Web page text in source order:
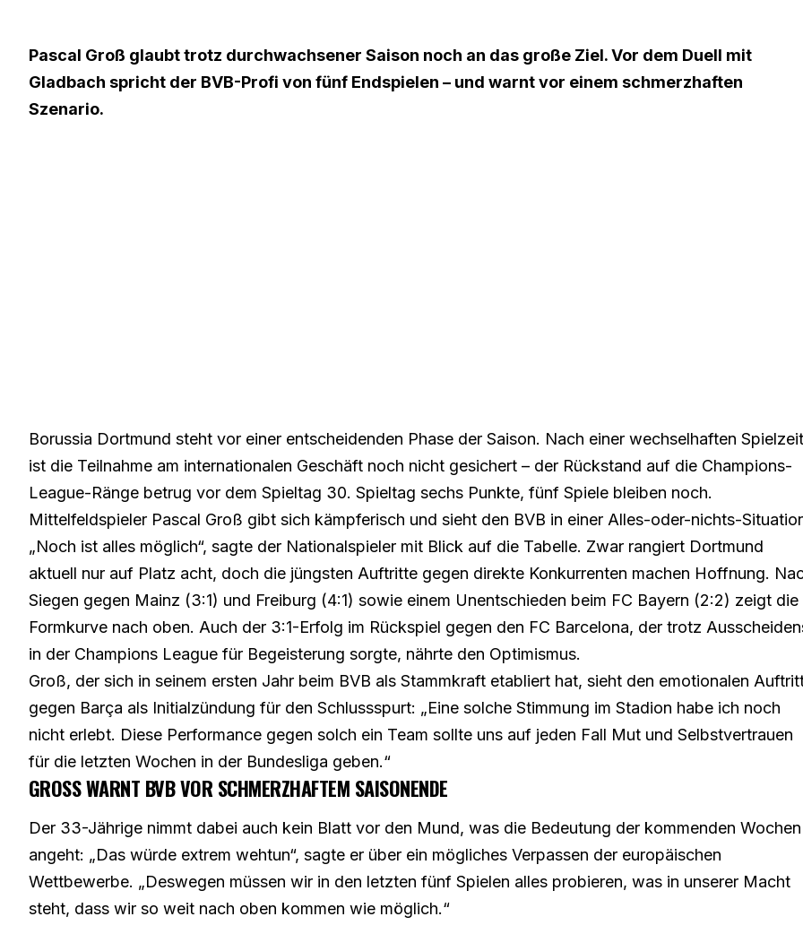
Pascal Groß glaubt trotz durchwachsener Saison noch an das große Ziel. Vor dem Duell mit
Gladbach spricht der BVB-Profi von fünf Endspielen – und warnt vor einem schmerzhaften
Szenario.
Borussia Dortmund steht vor einer entscheidenden Phase der Saison. Nach einer wechselhaften Spielzeit
ist die Teilnahme am internationalen Geschäft noch nicht gesichert – der Rückstand auf die Champions-
League-Ränge betrug vor dem Spieltag 30. Spieltag sechs Punkte, fünf Spiele bleiben noch.
Mittelfeldspieler Pascal Groß gibt sich kämpferisch und sieht den BVB in einer Alles-oder-nichts-
„Noch ist alles möglich“, sagte der Nationalspieler mit Blick auf die Tabelle. Zwar rangiert Dortmund
aktuell nur auf Platz acht, doch die jüngsten Auftritte gegen direkte Konkurrenten machen Hoffnung.
Siegen gegen Mainz (3:1) und Freiburg (4:1) sowie einem Unentschieden beim FC Bayern (2:2) zeigt die
Formkurve nach oben. Auch der 3:1-Erfolg im Rückspiel gegen den FC Barcelona, der trotz
in der Champions League für Begeisterung sorgte, nährte den Optimismus.
Groß, der sich in seinem ersten Jahr beim BVB als Stammkraft etabliert hat, sieht den emotionalen
gegen Barça als Initialzündung für den Schlussspurt: „Eine solche Stimmung im Stadion habe ich noch
nicht erlebt. Diese Performance gegen solch ein Team sollte uns auf jeden Fall Mut und Selbstvertrauen
für die letzten Wochen in der Bundesliga geben.“
GROSS WARNT BVB VOR SCHMERZHAFTEM SAISONENDE
Der 33-Jährige nimmt dabei auch kein Blatt vor den Mund, was die Bedeutung der kommenden Wochen
angeht: „Das würde extrem wehtun“, sagte er über ein mögliches Verpassen der europäischen
Wettbewerbe. „Deswegen müssen wir in den letzten fünf Spielen alles probieren, was in unserer Macht
steht, dass wir so weit nach oben kommen wie möglich.“